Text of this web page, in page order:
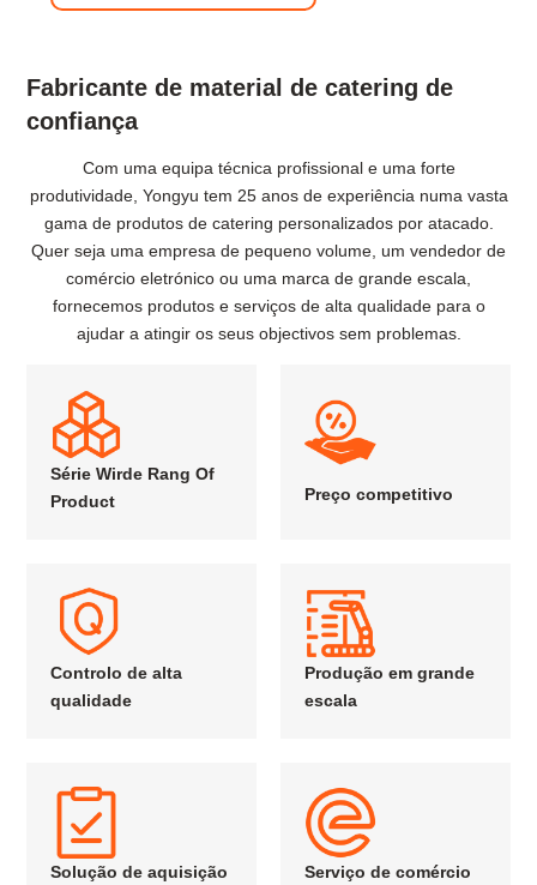
Fabricante de material de catering de
confiança
Com uma equipa técnica profissional e uma forte
produtividade, Yongyu tem 25 anos de experiência numa vasta
gama de produtos de catering personalizados por atacado.
Quer seja uma empresa de pequeno volume, um vendedor de
comércio eletrónico ou uma marca de grande escala,
fornecemos produtos e serviços de alta qualidade para o
ajudar a atingir os seus objectivos sem problemas.
Série Wirde Rang Of
Product
Preço competitivo
Controlo de alta
qualidade
Produção em grande
escala
Solução de aquisição Serviço de comércio